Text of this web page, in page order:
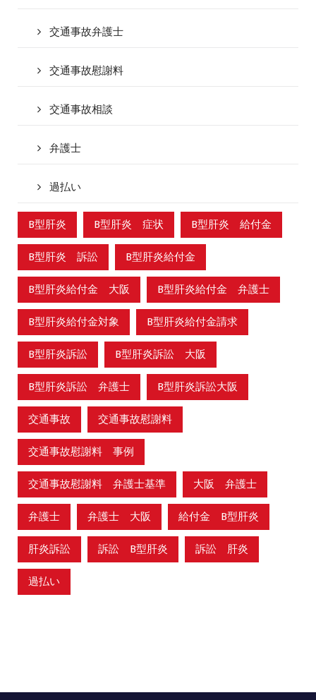
交通事故弁護士
交通事故慰謝料
交通事故相談
弁護士
過払い
B型肝炎 B型肝炎 症状 B型肝炎 給付金
B型肝炎 訴訟 B型肝炎給付金
B型肝炎給付金 大阪 B型肝炎給付金 弁護士
B型肝炎給付金対象 B型肝炎給付金請求
B型肝炎訴訟 B型肝炎訴訟 大阪
B型肝炎訴訟 弁護士 B型肝炎訴訟大阪
交通事故 交通事故慰謝料
交通事故慰謝料 事例
交通事故慰謝料 弁護士基準 大阪 弁護士
弁護士 弁護士 大阪 給付金 B型肝炎
肝炎訴訟 訴訟 B型肝炎 訴訟 肝炎
過払い